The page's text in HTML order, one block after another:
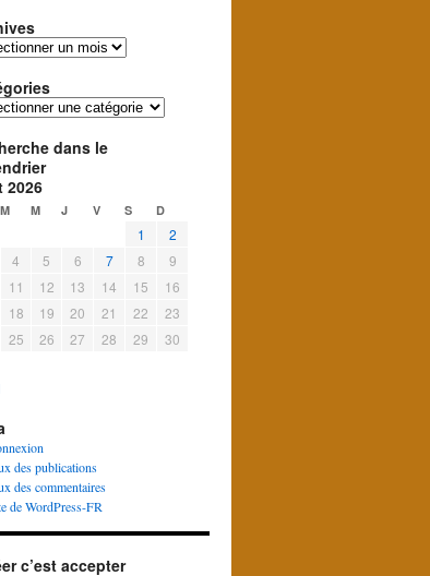
dans le
2026
M M J V S D
1
2
4 5 6 7 8
9
11 12 13 14 15
16
18 19 20 21 22
23
25 26 27 28 29
30
des publications
des commentaires
de WordPress-FR
c’est accepter